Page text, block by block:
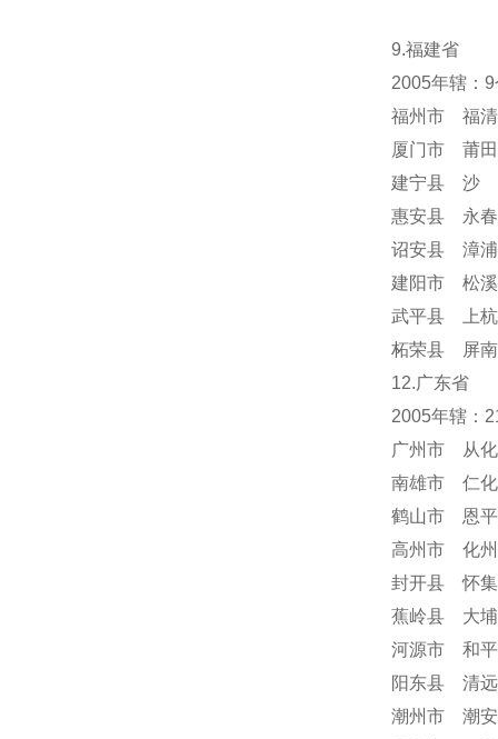
9.福建省
2005年辖：
福州市 福
厦门市 莆
建宁县 沙
惠安县 永
诏安县 漳
建阳市 松
武平县 上
柘荣县 屏
12.广东省
2005年辖：
广州市 从
南雄市 仁
鹤山市 恩
高州市 化
封开县 怀
蕉岭县 大
河源市 和
阳东县 清
潮州市 潮